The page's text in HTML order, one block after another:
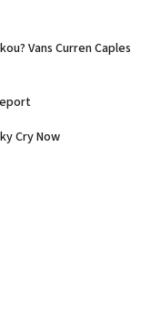
Vans Curren Caples
Cry Now